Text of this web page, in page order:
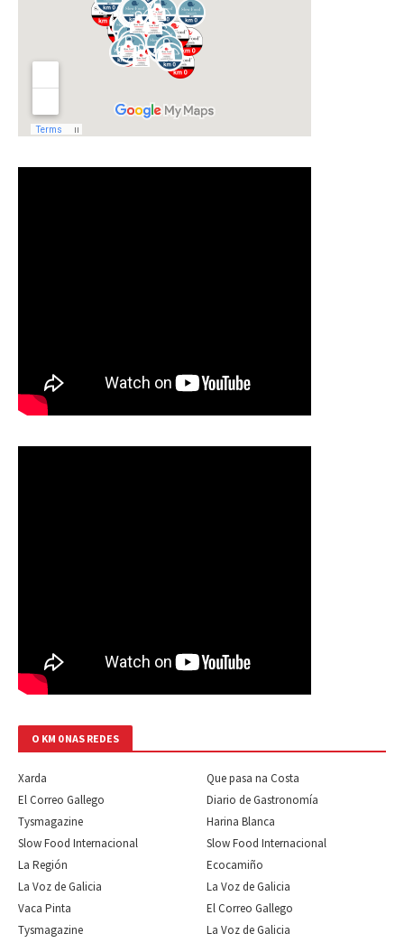
O KM 0 NAS REDES
Xarda
Que pasa na Costa
El Correo Gallego
Diario de Gastronomía
Tysmagazine
Harina Blanca
Slow Food Internacional
Slow Food Internacional
La Región
Ecocamiño
La Voz de Galicia
La Voz de Galicia
Vaca Pinta
El Correo Gallego
Tysmagazine
La Voz de Galicia